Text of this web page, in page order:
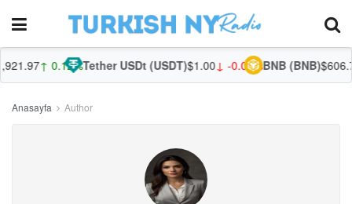
↑ 0.12%Tether USDt (USDT)$1.00↓ -0.01%BNB (BNB)$606.75
Anasayfa Author